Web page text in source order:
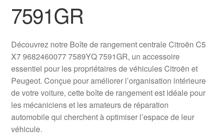
Livraison
Livraison internationale
Mon compte
Paiements
Panier
7591GR
Découvrez notre Boîte de rangement centrale Citroën C5
X7 9682460077 7589YQ 7591GR, un accessoire
essentiel pour les propriétaires de véhicules Citroën et
Peugeot. Conçue pour améliorer l’organisation intérieure
de votre voiture, cette boîte de rangement est idéale pour
les mécaniciens et les amateurs de réparation
automobile qui cherchent à optimiser l’espace de leur
véhicule.